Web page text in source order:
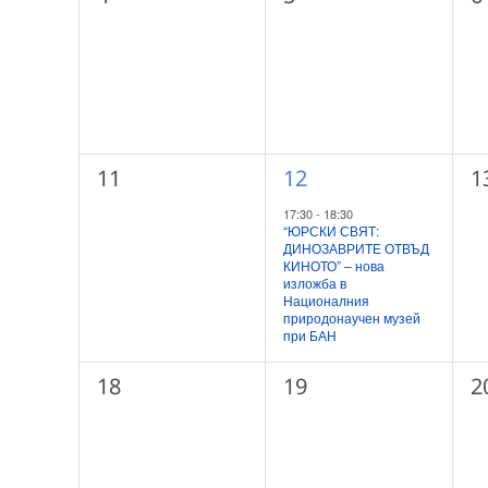
0
11
1
събитие,
12
17:30- 18:30
“ЮРСКИ СВЯТ:
ДИНОЗАВРИТЕ ОТВЪД
КИНОТО” – нова
изложба в
Националния
природонаучен музей
при БАН
0
0
18
0
19
0